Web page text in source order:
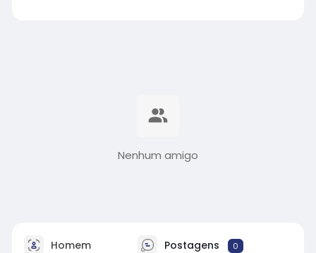
Nenhum amigo
Homem Postagens 0